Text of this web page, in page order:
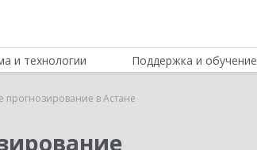
и технологии Поддержка и обучение
прогнозирование в Астане